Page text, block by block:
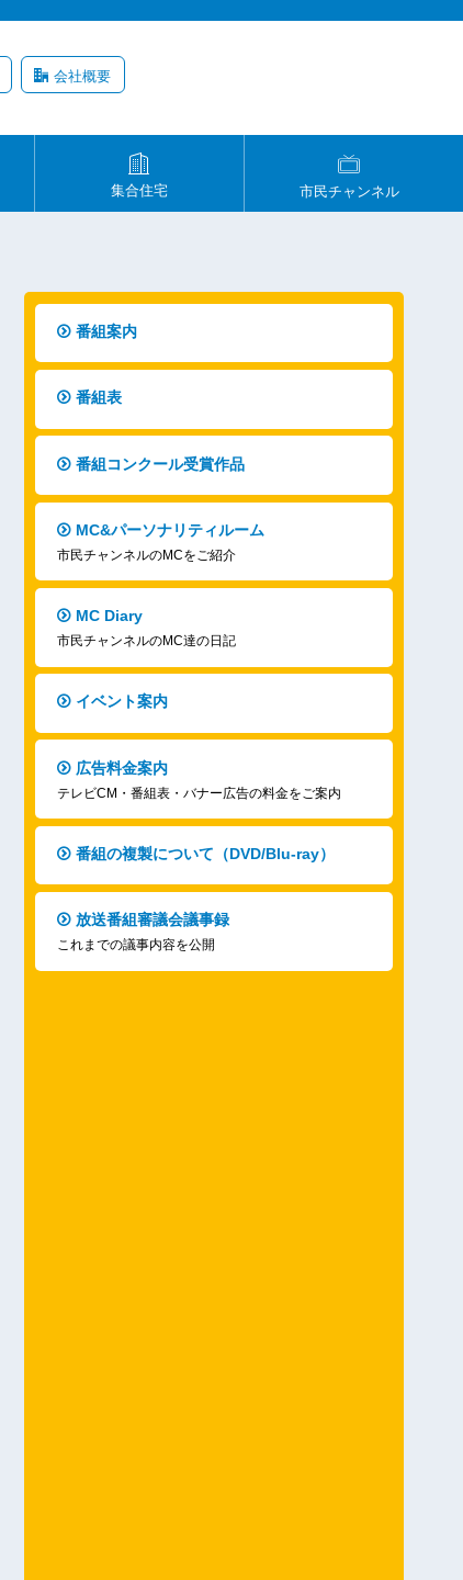
会社概要
集合住宅 市民チャンネル
番組案内
番組表
番組コンクール受賞作品
MC&パーソナリティルーム
市民チャンネルのMCをご紹介
MC Diary
市民チャンネルのMC達の日記
イベント案内
広告料金案内
テレビCM・番組表・バナー広告の料金をご案内
番組の複製について（DVD/Blu-ray）
放送番組審議会議事録
これまでの議事内容を公開